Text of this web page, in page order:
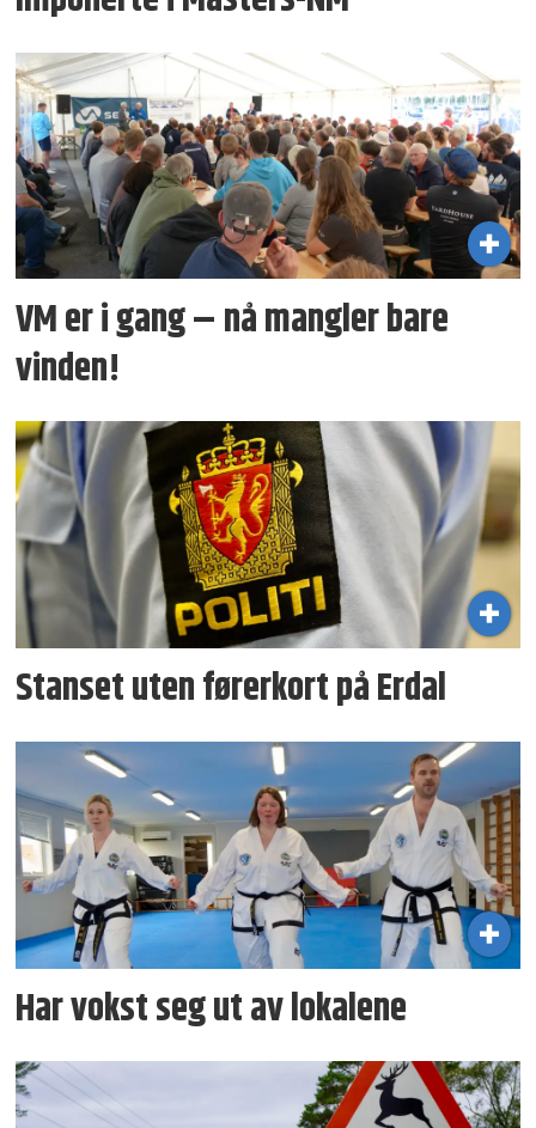
VM er i gang – nå mangler bare
vinden!
Stanset uten førerkort på Erdal
Har vokst seg ut av lokalene